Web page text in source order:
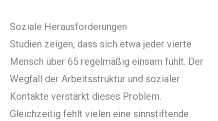
Soziale Herausforderungen
Studien zeigen, dass sich etwa jeder vierte
Mensch über 65 regelmäßig einsam fühlt. Der
Wegfall der Arbeitsstruktur und sozialer
Kontakte verstärkt dieses Problem.
Gleichzeitig fehlt vielen eine sinnstiftende